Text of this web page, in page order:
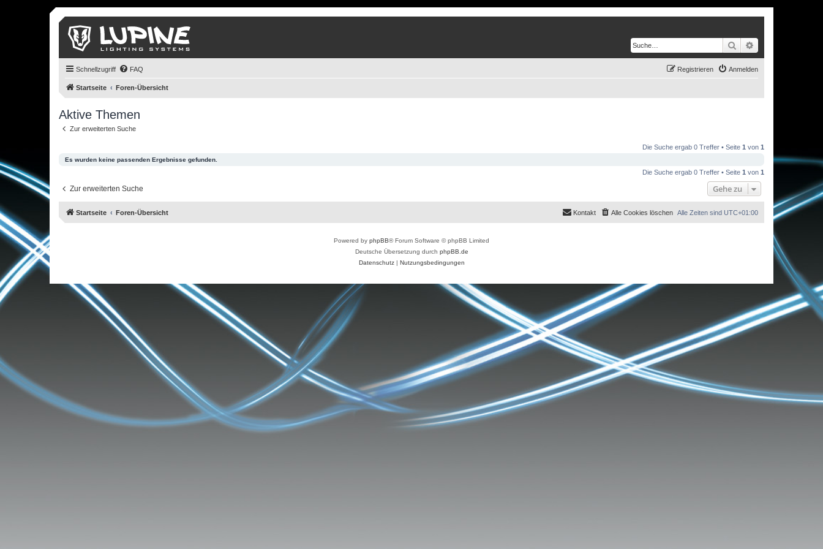
Suche
Schnellzugriff FAQ Anmelden
Registrieren
Startseite Foren-Übersicht
Aktive Themen
Zur erweiterten Suche
Die Suche ergab 0 Treffer • Seite 1 von 1
Es wurden keine passenden Ergebnisse gefunden.
Die Suche ergab 0 Treffer • Seite 1 von 1
Zur erweiterten Suche Gehe zu
Startseite Foren-Übersicht Alle Zeiten sind UTC+01:00
Alle Cookies löschen
Kontakt
Powered by phpBB® Forum Software © phpBB Limited
Deutsche Übersetzung durch phpBB.de
Datenschutz| Nutzungsbedingungen